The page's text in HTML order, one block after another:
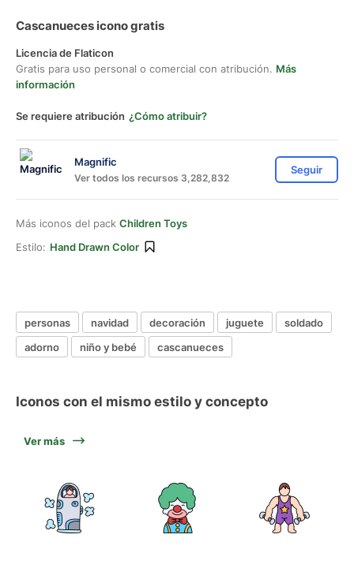
Cascanueces icono gratis
Licencia de Flaticon
Gratis para uso personal o comercial con atribución. Más
información
Se requiere atribución ¿Cómo atribuir?
Magnific
Ver todos los recursos 3,282,832
Seguir
Más iconos del pack Children Toys
Estilo: Hand Drawn Color
personas navidad decoración juguete
soldado
adorno
niño y bebé cascanueces
Iconos con el mismo estilo y concepto
Ver más